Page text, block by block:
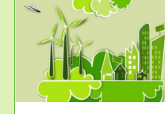
服务范围
园区环保管家
2016 年 4 月，环保部下发《
于积极发挥环境保护作用促